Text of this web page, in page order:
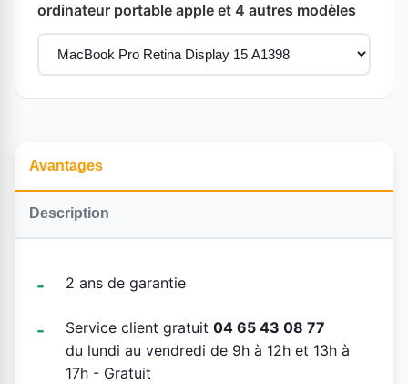
ordinateur portable apple et 4 autres modèles
Avantages
Description
2 ans de garantie
Service client gratuit 04 65 43 08 77
du lundi au vendredi de 9h à 12h et 13h à
17h - Gratuit